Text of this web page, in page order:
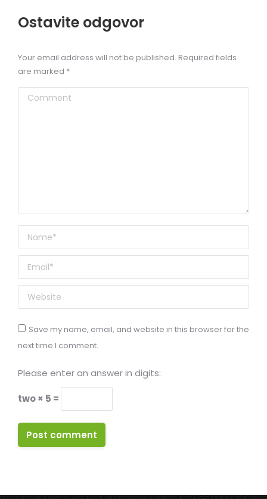
Ostavite odgovor
Your email address will not be published. Required fields
are marked *
Comment
Name *
Email *
Website
Save my name, email, and website in this browser for the
next time I comment.
Please enter an answer in digits:
two × 5 =
Post comment